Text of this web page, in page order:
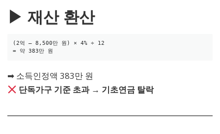
▶ 재산 환산
(2억 – 8,500만 원) × 4% ÷ 12
➡ 소득인정액 383만 원
단독가구 기준 초과 → 기초연금 탈락